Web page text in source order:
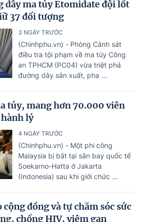
dây ma túy Etomidate đội lốt
37 đối tượng
3 NGÀY TRƯỚC
(Chinhphu.vn) - Phòng Cảnh sát
điều tra tội phạm về ma túy Công
an TPHCM (PC04) vừa triệt phá
đường dây sản xuất, pha ...
túy, mang hơn 70.000 viên
lý
4 NGÀY TRƯỚC
(Chinhphu.vn) - Một phi công
Malaysia bị bắt tại sân bay quốc tế
Soekarno-Hatta ở Jakarta
(Indonesia) sau khi giới chức ...
đồng và tự chăm sóc sức
chống HIV, viêm gan